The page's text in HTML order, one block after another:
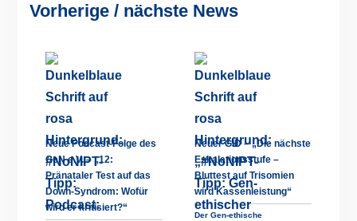
Vorherige / nächste News
Neue Podcast-Folge des
GeN e.V. – „12:
Pränataler Test auf das
Down-Syndrom: Wofür
wird er kritisiert?“
Neuer GID – „Die nächste
Eskalationsstufe –
Bluttest auf Trisomien
wird Kassenleistung“
Der Gen-ethische